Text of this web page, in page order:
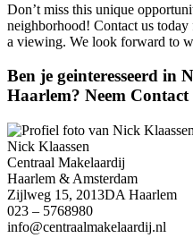
Don’t miss this unique
neighborhood! Contact us
a viewing. We look forward to
Ben je geinteresseerd in
Haarlem? Neem Contact
Nick Klaassen
Centraal Makelaardij
Haarlem & Amsterdam
Zijlweg 15, 2013DA Haarlem
023 – 5768980
info@centraalmakelaardij.nl